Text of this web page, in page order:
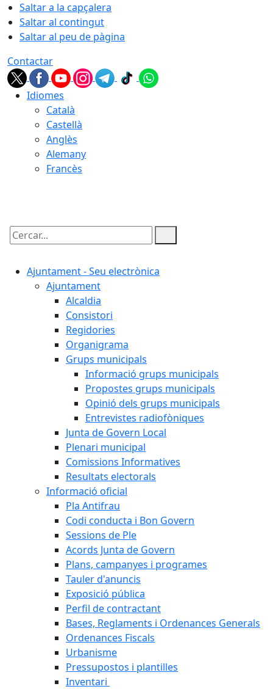
Saltar a la capçalera
Saltar al contingut
Saltar al peu de pàgina
Contactar
Idiomes
Català
Castellà
Anglès
Alemany
Francès
Cercar:
Ajuntament - Seu electrònica
Ajuntament
Alcaldia
Consistori
Regidories
Organigrama
Grups municipals
Informació grups municipals
Propostes grups municipals
Opinió dels grups municipals
Entrevistes radiofòniques
Junta de Govern Local
Plenari municipal
Comissions Informatives
Resultats electorals
Informació oficial
Pla Antifrau
Codi conducta i Bon Govern
Sessions de Ple
Acords Junta de Govern
Plans, campanyes i programes
Tauler d'anuncis
Exposició pública
Perfil de contractant
Bases, Reglaments i Ordenances Generals
Ordenances Fiscals
Urbanisme
Pressupostos i plantilles
Inventari